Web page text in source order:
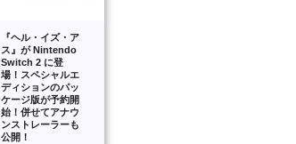
『ヘル・イズ・ア
ス』が Nintendo
Switch 2 に登
場！スペシャルエ
ディションのパッ
ケージ版が予約開
始！併せてアナウ
ンストレーラーも
公開！